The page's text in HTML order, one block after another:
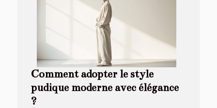
Comment adopter le style
pudique moderne avec élégance
?